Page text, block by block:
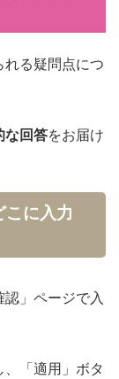
る疑問点につ
な回答をお届け
こに入力
」ページで入
、「適用」ボタ